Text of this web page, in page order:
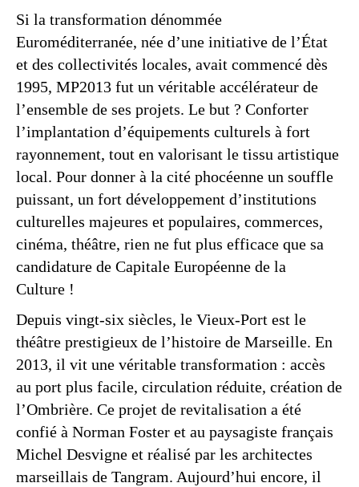
Si la transformation dénommée
Euroméditerranée, née d’une initiative de l’État
et des collectivités locales, avait commencé dès
1995, MP2013 fut un véritable accélérateur de
l’ensemble de ses projets. Le but ? Conforter
l’implantation d’équipements culturels à fort
rayonnement, tout en valorisant le tissu artistique
local. Pour donner à la cité phocéenne un souffle
puissant, un fort développement d’institutions
culturelles majeures et populaires, commerces,
cinéma, théâtre, rien ne fut plus efficace que sa
candidature de Capitale Européenne de la
Culture !
Depuis vingt-six siècles, le Vieux-Port est le
théâtre prestigieux de l’histoire de Marseille. En
2013, il vit une véritable transformation : accès
au port plus facile, circulation réduite, création de
l’Ombrière. Ce projet de revitalisation a été
confié à Norman Foster et au paysagiste français
Michel Desvigne et réalisé par les architectes
marseillais de Tangram. Aujourd’hui encore, il